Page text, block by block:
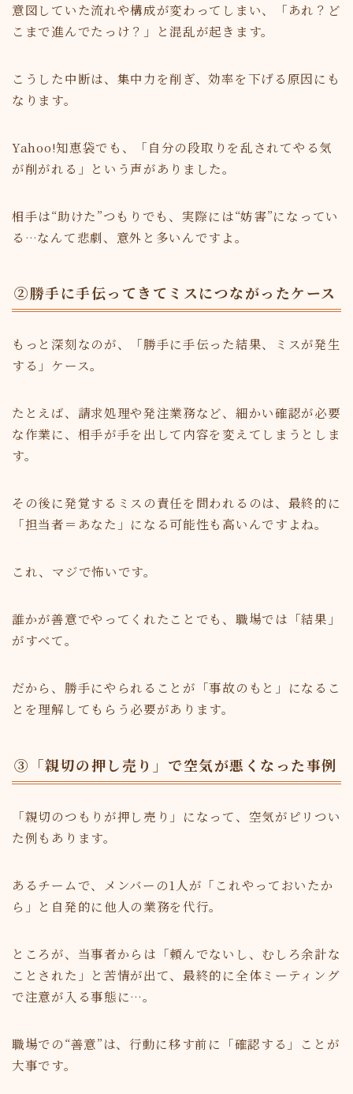
意図していた流れや構成が変わってしまい、「あれ？ど
こまで進んでたっけ？」と混乱が起きます。
こうした中断は、集中力を削ぎ、効率を下げる原因にも
なります。
Yahoo!知恵袋でも、「自分の段取りを乱されてやる気
が削がれる」という声がありました。
相手は“助けた”つもりでも、実際には“妨害”になってい
る…なんて悲劇、意外と多いんですよ。
②勝手に手伝ってきてミスにつながったケース
もっと深刻なのが、「勝手に手伝った結果、ミスが発生
する」ケース。
たとえば、請求処理や発注業務など、細かい確認が必要
な作業に、相手が手を出して内容を変えてしまうとしま
す。
その後に発覚するミスの責任を問われるのは、最終的に
「担当者＝あなた」になる可能性も高いんですよね。
これ、マジで怖いです。
誰かが善意でやってくれたことでも、職場では「結果」
がすべて。
だから、勝手にやられることが「事故のもと」になるこ
とを理解してもらう必要があります。
③「親切の押し売り」で空気が悪くなった事例
「親切のつもりが押し売り」になって、空気がピリつい
た例もあります。
あるチームで、メンバーの1人が「これやっておいたか
ら」と自発的に他人の業務を代行。
ところが、当事者からは「頼んでないし、むしろ余計な
ことされた」と苦情が出て、最終的に全体ミーティング
で注意が入る事態に…。
職場での“善意”は、行動に移す前に「確認する」ことが
大事です。